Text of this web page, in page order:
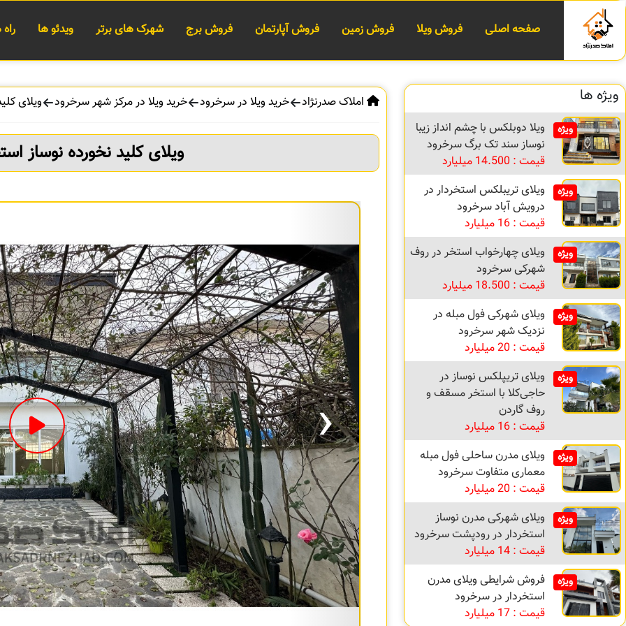
صفحه اصلی فروش ویلا فروش زمین فروش آپارتمان فروش برج شهرک های برتر ویدئو ها
املاک صدرنژاد خرید ویلا در سرخرود خرید ویلا در مرکز شهر سرخرود ویلای
ویلای کلید نخورده نوساز
›
ویژه ها
ویژه
ویلا دوبلکس با چشم انداز زیبا
نوساز سند تک برگ سرخرود
قیمت : 14.500 میلیارد
ویژه
ویلای تریبلکس استخردار در
درویش آباد سرخرود
قیمت : 16 میلیارد
ویژه
ویلای چهارخواب استخر در روف
شهرکی سرخرود
قیمت : 18.500 میلیارد
ویژه
ویلای شهرکی فول مبله در
نزدیک شهر سرخرود
قیمت : 20 میلیارد
ویژه
ویلای تریپلکس نوساز در
حاجی‌کلا با استخر مسقف و
روف گاردن
قیمت : 16 میلیارد
ویژه
ویلای مدرن ساحلی فول مبله
معماری متفاوت سرخرود
قیمت : 20 میلیارد
ویژه
ویلای شهرکی مدرن نوساز
استخردار در رودپشت سرخرود
قیمت : 14 میلیارد
ویژه
فروش شرایطی ویلای مدرن
استخردار در سرخرود
قیمت : 17 میلیارد